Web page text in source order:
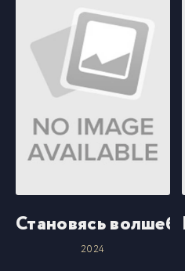
Становясь
2024